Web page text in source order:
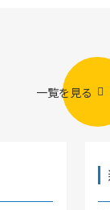
一覧を見る